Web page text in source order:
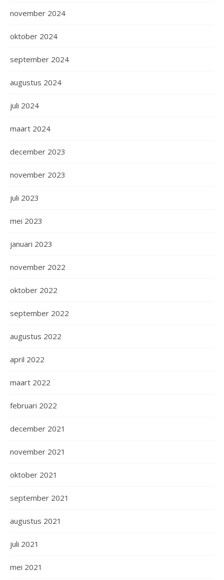
november 2024
oktober 2024
september 2024
augustus 2024
juli 2024
maart 2024
december 2023
november 2023
juli 2023
mei 2023
januari 2023
november 2022
oktober 2022
september 2022
augustus 2022
april 2022
maart 2022
februari 2022
december 2021
november 2021
oktober 2021
september 2021
augustus 2021
juli 2021
mei 2021